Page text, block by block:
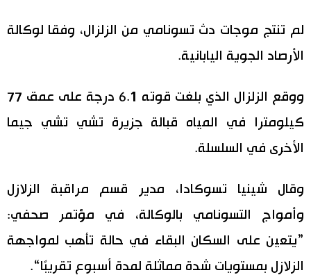
تجارب وآراء
سياسة
ثقافة
موسوعة اليابان
هو وهي
المطبخ الياباني
لم تنتج موجات دث تسونامي من الزلزال، وفقا لوكالة
الأرصاد الجوية اليابانية.
ووقع الزلزال الذي بلغت قوته 6.1 درجة على عمق 77
كيلومترا في المياه قبالة جزيرة تشي تشي جيما
الأخرى في السلسلة.
وقال شينيا تسوكادا، مدير قسم مراقبة الزلازل
وأمواج التسونامي بالوكالة، في مؤتمر صحفي:
”يتعين على السكان البقاء في حالة تأهب لمواجهة
الزلازل بمستويات شدة مماثلة لمدة أسبوع تقريبًا“.